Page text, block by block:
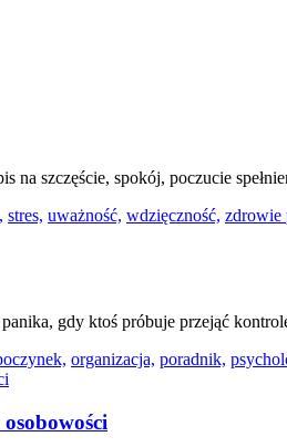
na szczęście, spokój, poczucie
stres, uważność, wdzięczność, zdrowie
gdy ktoś próbuje przejąć
organizacja, poradnik,